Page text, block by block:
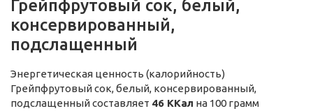
Грейпфрутовый сок, белый,
консервированный,
подслащенный
Энергетическая ценность (калорийность)
Грейпфрутовый сок, белый, консервированный,
подслащенный составляет 46 ККал на 100 грамм